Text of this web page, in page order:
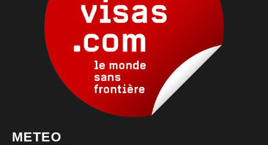
METEO